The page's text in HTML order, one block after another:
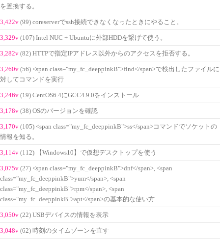
を置換する。
3,422v (99) coreserverでssh接続できなくなったときにやること。
3,329v (107) Intel NUC + Ubuntuに外部HDDを繋げて使う。
3,282v (82) HTTPで指定IPアドレス以外からのアクセスを拒否する。
3,260v (56) <span class="my_fc_deeppinkB">find</span>で検出したファイルに
対してコマンドを実行
3,246v (19) CentOS6.4にGCC4.9.0をインストール
3,178v (38) OSのバージョンを確認
3,170v (105) <span class="my_fc_deeppinkB">ss</span>コマンドでソケットの
情報を知る。
3,114v (112) 【Windows10】で仮想デスクトップを使う
3,075v (27) <span class="my_fc_deeppinkB">dnf</span>, <span
class="my_fc_deeppinkB">yum</span>, <span
class="my_fc_deeppinkB">rpm</span>, <span
class="my_fc_deeppinkB">apt</span>の基本的な使い方
3,050v (22) USBデバイスの情報を表示
3,048v (62) 時刻のタイムゾーンを直す